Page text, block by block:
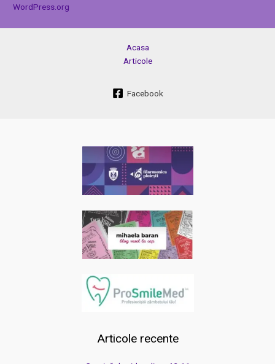
WordPress.org
Acasa
Articole
Facebook
Articole recente